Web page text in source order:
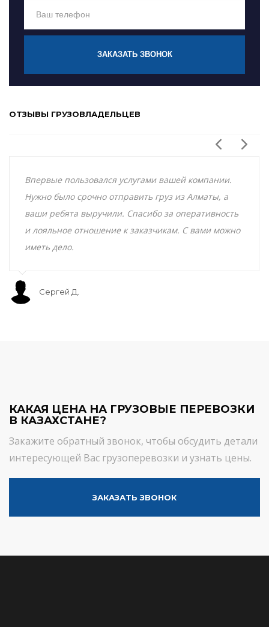
ЗАКАЗАТЬ ЗВОНОК
ОТЗЫВЫ ГРУЗОВЛАДЕЛЬЦЕВ
Впервые пользовался услугами вашей компании.
Нужно было срочно отправить груз из Алматы, а
ваши ребята выручили. Спасибо за оперативность
и лояльное отношение к заказчикам. С вами можно
иметь дело.
Сергей Д.
КАКАЯ ЦЕНА НА ГРУЗОВЫЕ ПЕРЕВОЗКИ
В КАЗАХСТАНЕ?
Закажите обратный звонок, чтобы обсудить детали
интересующей Вас грузоперевозки и узнать цены.
ЗАКАЗАТЬ ЗВОНОК